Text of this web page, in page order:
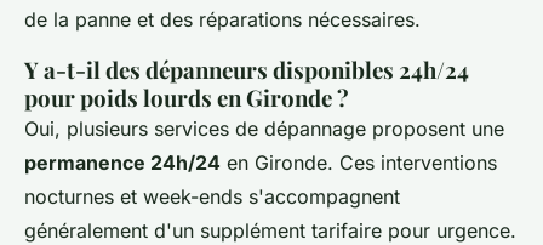
de la panne et des réparations nécessaires.
Y a-t-il des dépanneurs disponibles 24h/24
pour poids lourds en Gironde ?
Oui, plusieurs services de dépannage proposent une
permanence 24h/24 en Gironde. Ces interventions
nocturnes et week-ends s'accompagnent
généralement d'un supplément tarifaire pour urgence.